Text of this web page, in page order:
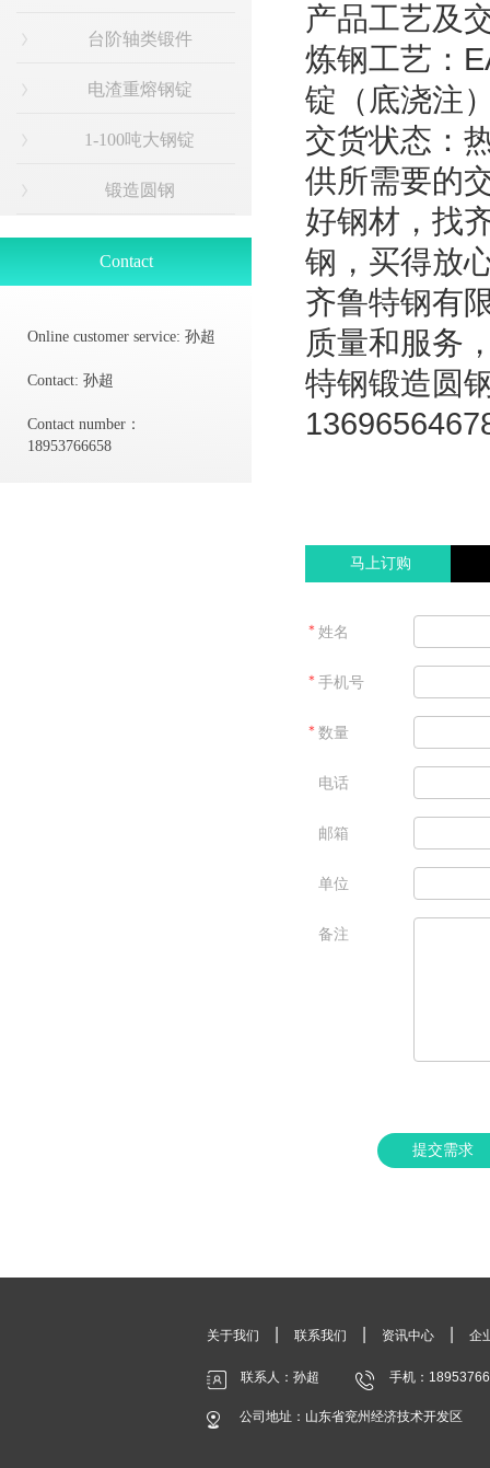
台阶轴类锻件
电渣重熔钢锭
1-100吨大钢锭
锻造圆钢
Contact
Online customer service: 孙超
Contact: 孙超
Contact number：
18953766658
产品工艺及
炼钢工艺：
锭（底浇注
交货状态：
供所需要的
好钢材，找
钢，买得放
齐鲁特钢有
质量和服务
特钢锻造圆
马上订购
＊ 姓名
＊ 手机号
＊ 数量
电话
邮箱
单位
备注
提交需求
关于我们 联系我们 资讯中心 企
联系人：孙超 手机：
公司地址：山东省兖州经济技术开发区